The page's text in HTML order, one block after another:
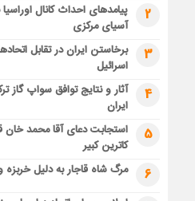
2
پیامدهای احداث کانال
آسیای مرکزی
3
برخاستن ایران در تقابل
اسرائیل
4
آثار و نتایج توافق سواپ گاز
ایران
5
استجابت دعای آقا محمد
کاترین کبیر
6 مرگ شاه قاجار به دلیل